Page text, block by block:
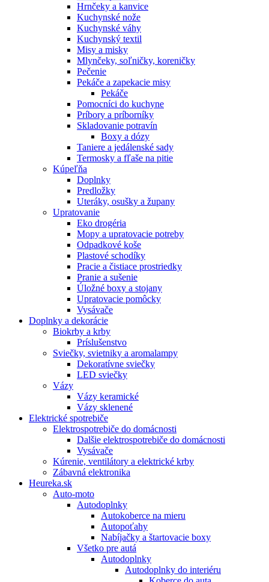
Hrnčeky a kanvice
Kuchynské nože
Kuchynské váhy
Kuchynský textil
Misy a misky
Mlynčeky, soľničky, koreničky
Pečenie
Pekáče a zapekacie misy
Pekáče
Pomocníci do kuchyne
Príbory a príborníky
Skladovanie potravín
Boxy a dózy
Taniere a jedálenské sady
Termosky a fľaše na pitie
Kúpeľňa
Doplnky
Predložky
Uteráky, osušky a župany
Upratovanie
Eko drogéria
Mopy a upratovacie potreby
Odpadkové koše
Plastové schodíky
Pracie a čistiace prostriedky
Pranie a sušenie
Úložné boxy a stojany
Upratovacie pomôcky
Vysávače
Doplnky a dekorácie
Biokrby a krby
Príslušenstvo
Sviečky, svietniky a aromalampy
Dekoratívne sviečky
LED sviečky
Vázy
Vázy keramické
Vázy sklenené
Elektrické spotrebiče
Elektrospotrebiče do domácnosti
Dalšie elektrospotrebiče do domácnosti
Vysávače
Kúrenie, ventilátory a elektrické krby
Zábavná elektronika
Heureka.sk
Auto-moto
Autodoplnky
Autokoberce na mieru
Autopoťahy
Nabíjačky a štartovacie boxy
Všetko pre autá
Autodoplnky
Autodoplnky do interiéru